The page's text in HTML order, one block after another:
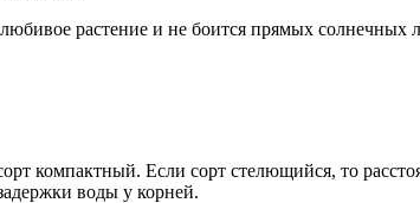
растение и не боится прямых
компактный. Если сорт стелющийся, то
воды у корней.